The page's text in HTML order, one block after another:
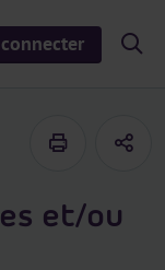
S
i
e
a
et/ou